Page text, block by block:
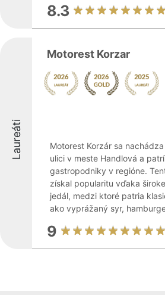
8.3
Laureáti
Motorest Korzar
Motorest Korzár sa
ulici v meste Handlová a
gastropodniky v regióne.
získal popularitu vďaka
jedál, medzi ktoré patria
ako vyprážaný syr,
9